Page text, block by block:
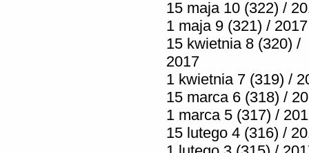
15 maja 10 (322) /
1 maja 9 (321) / 2017
15 kwietnia 8 (320) /
2017
1 kwietnia 7 (319) /
15 marca 6 (318) /
1 marca 5 (317) /
15 lutego 4 (316) /